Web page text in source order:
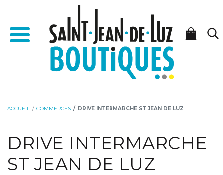
contenu
Menu
Accueil - Saint-Jean-de-Luz Boutiques
ACCUEIL COMMERCES DRIVE INTERMARCHE ST JEAN DE LUZ
DRIVE INTERMARCHE
ST JEAN DE LUZ